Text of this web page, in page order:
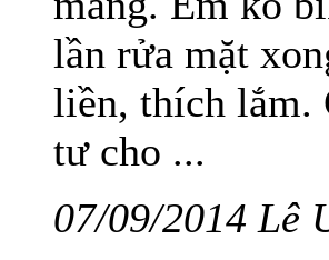
lần rửa mặt
liền, thích lắm.
tư cho ...
07/09/2014 Lê